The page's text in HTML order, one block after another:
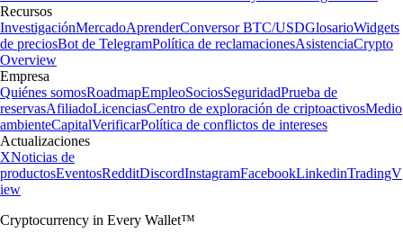
Recursos
InvestigaciónMercadoAprenderConversor BTC/USDGlosarioWidgets
de preciosBot de TelegramPolítica de reclamacionesAsistenciaCrypto
Overview
Empresa
Quiénes somosRoadmapEmpleoSociosSeguridadPrueba de
reservasAfiliadoLicenciasCentro de exploración de criptoactivosMedio
ambienteCapitalVerificarPolítica de conflictos de intereses
Actualizaciones
XNoticias de
productosEventosRedditDiscordInstagramFacebookLinkedinTradingV
iew
Cryptocurrency in Every Wallet™